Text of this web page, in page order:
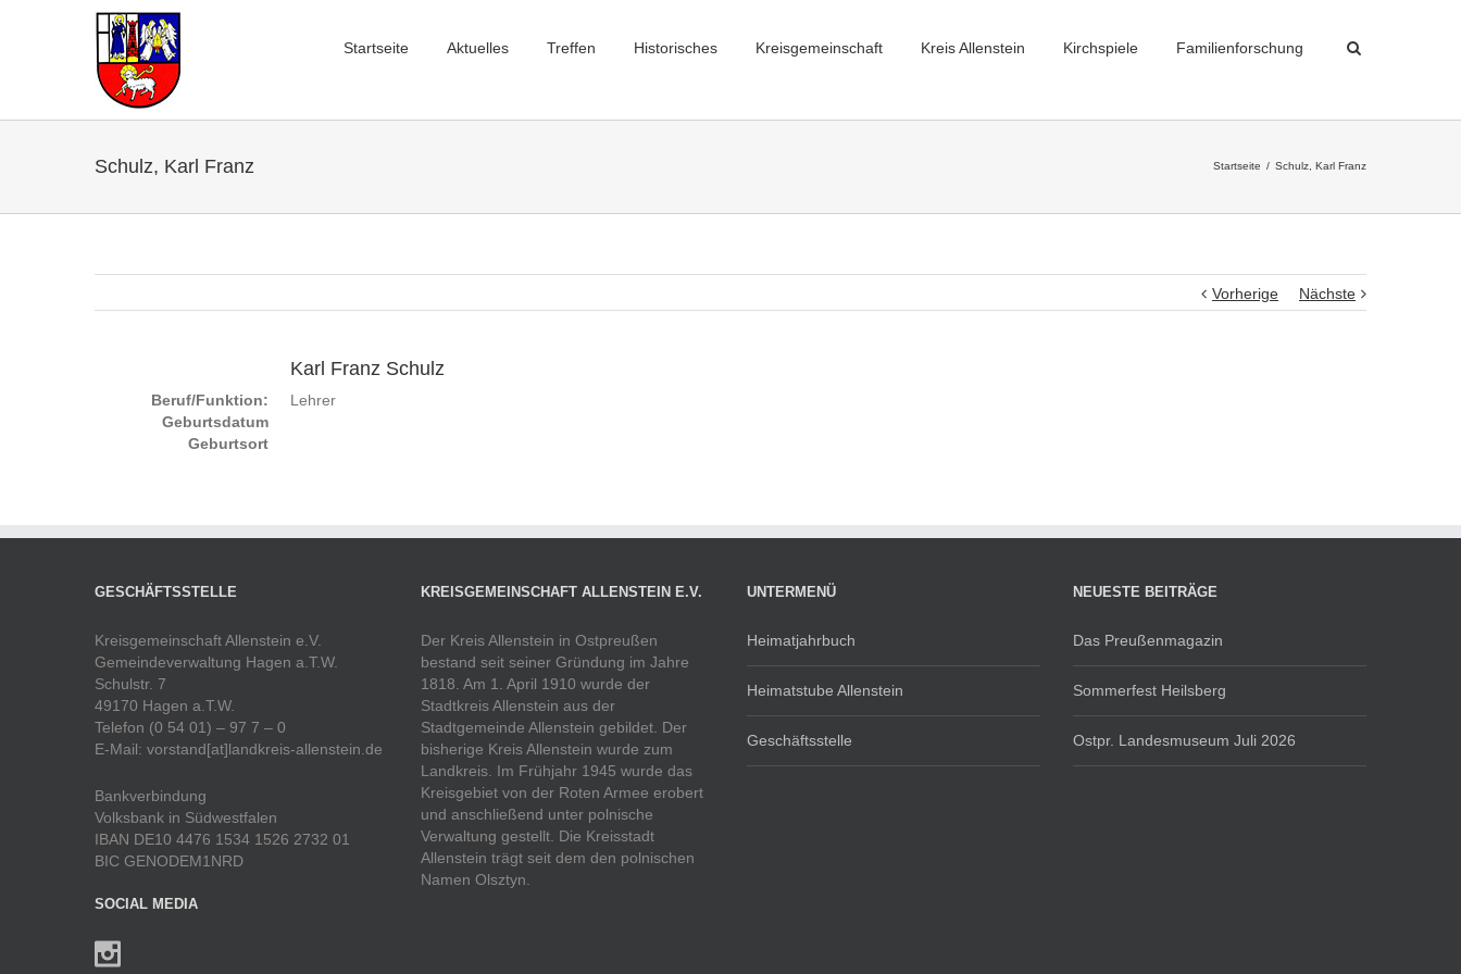
Startseite Aktuelles Treffen Historisches Kreisgemeinschaft Kreis Allenstein Kirchspiele Familienforschung
Schulz, Karl Franz Startseite Schulz, Karl Franz
Vorherige Nächste
Karl Franz Schulz
Beruf/Funktion:
Lehrer
Geburtsdatum
Geburtsort
GESCHÄFTSSTELLE
Kreisgemeinschaft Allenstein e.V.
Gemeindeverwaltung Hagen a.T.W.
Schulstr. 7
49170 Hagen a.T.W.
Telefon (0 54 01) – 97 7 – 0
E-Mail: vorstand[at]landkreis-allenstein.de
Bankverbindung
Volksbank in Südwestfalen
IBAN DE10 4476 1534 1526 2732 01
BIC GENODEM1NRD
SOCIAL MEDIA
KREISGEMEINSCHAFT ALLENSTEIN E.V.
Der Kreis Allenstein in Ostpreußen
bestand seit seiner Gründung im Jahre
1818. Am 1. April 1910 wurde der
Stadtkreis Allenstein aus der
Stadtgemeinde Allenstein gebildet. Der
bisherige Kreis Allenstein wurde zum
Landkreis. Im Frühjahr 1945 wurde das
Kreisgebiet von der Roten Armee erobert
und anschließend unter polnische
Verwaltung gestellt. Die Kreisstadt
Allenstein trägt seit dem den polnischen
Namen Olsztyn.
UNTERMENÜ
Heimatjahrbuch
Heimatstube Allenstein
Geschäftsstelle
NEUESTE BEITRÄGE
Das Preußenmagazin
Sommerfest Heilsberg
Ostpr. Landesmuseum Juli 2026